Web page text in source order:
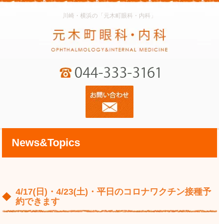
川崎・横浜の「元木町眼科・内科」
News&Topics
4/17(日)・4/23(土)・平日のコロナワクチン接種予
約できます